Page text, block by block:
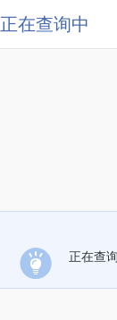
正在查询中
正在查